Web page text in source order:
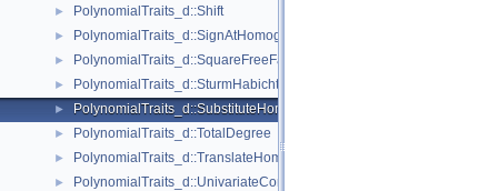
► PolynomialTraits_d::Shift
► PolynomialTraits_d::SignAtHomogeneous
► PolynomialTraits_d::SquareFreeFactorizeUpToConstantFactor
► PolynomialTraits_d::SturmHabichtSequenceWithCofactors
► PolynomialTraits_d::SubstituteHomogeneous
► PolynomialTraits_d::TotalDegree
► PolynomialTraits_d::TranslateHomogeneous
► PolynomialTraits_d::UnivariateContentUpToConstantFactor